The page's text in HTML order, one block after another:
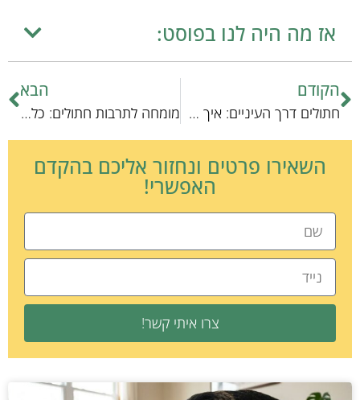
אז מה היה לנו בפוסט:
הקודם
חתולים דרך העיניים: איך הם רואים את העולם?
הבא
מומחה לתרבות חתולים: כל מה שצריך לדעת
השאירו פרטים ונחזור אליכם בהקדם
האפשרי!
צרו איתי קשר!